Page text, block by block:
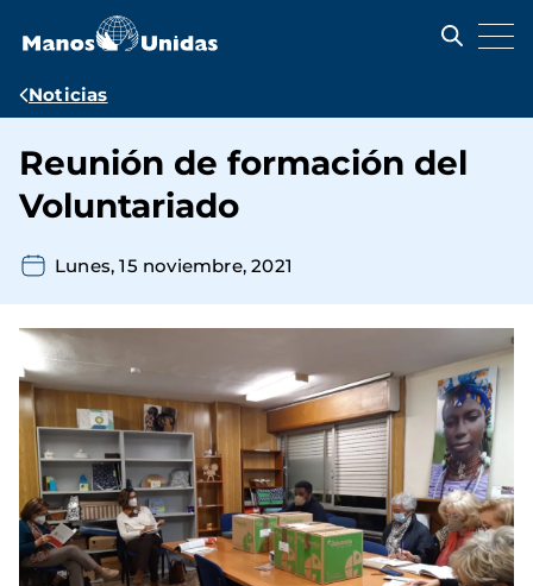
contenido
Ruta
navegación
Noticias
Reunión de formación del
Voluntariado
Lunes, 15 noviembre, 2021